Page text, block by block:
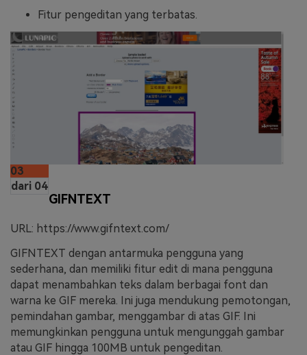
Fitur pengeditan yang terbatas.
03
dari 04
GIFNTEXT
URL: https://www.gifntext.com/
GIFNTEXT dengan antarmuka pengguna yang
sederhana, dan memiliki fitur edit di mana pengguna
dapat menambahkan teks dalam berbagai font dan
warna ke GIF mereka. Ini juga mendukung pemotongan,
pemindahan gambar, menggambar di atas GIF. Ini
memungkinkan pengguna untuk mengunggah gambar
atau GIF hingga 100MB untuk pengeditan.